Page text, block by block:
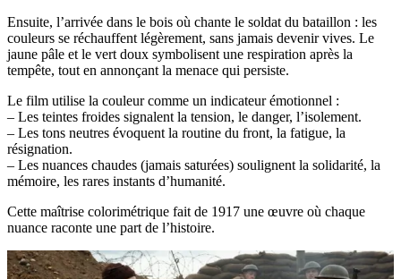
Ensuite, l’arrivée dans le bois où chante le soldat du bataillon : les
couleurs se réchauffent légèrement, sans jamais devenir vives. Le
jaune pâle et le vert doux symbolisent une respiration après la
tempête, tout en annonçant la menace qui persiste.
Le film utilise la couleur comme un indicateur émotionnel :
– Les teintes froides signalent la tension, le danger, l’isolement.
– Les tons neutres évoquent la routine du front, la fatigue, la
résignation.
– Les nuances chaudes (jamais saturées) soulignent la solidarité, la
mémoire, les rares instants d’humanité.
Cette maîtrise colorimétrique fait de 1917 une œuvre où chaque
nuance raconte une part de l’histoire.